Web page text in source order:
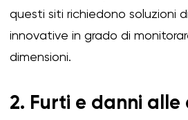
questi siti richiedono soluzioni
innovative in grado di
dimensioni.
2. Furti e danni